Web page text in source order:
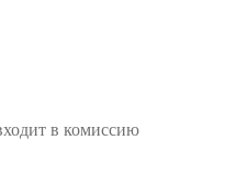
в комиссию